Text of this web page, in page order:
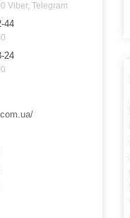
Viber, Telegram
44
24